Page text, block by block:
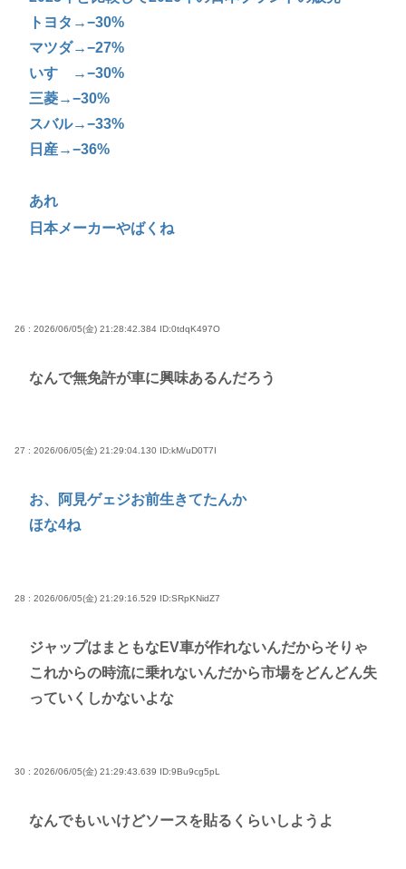
トヨタ→−30%
マツダ→−27%
いすゞ→−30%
三菱→−30%
スバル→−33%
日産→−36%
あれ
日本メーカーやばくね
26 : 2026/06/05(金) 21:28:42.384 ID:0tdqK497O
なんで無免許が車に興味あるんだろう
27 : 2026/06/05(金) 21:29:04.130 ID:kM/uD0T7I
お、阿見ゲェジお前生きてたんか
ほな4ね
28 : 2026/06/05(金) 21:29:16.529 ID:SRpKNidZ7
ジャップはまともなEV車が作れないんだからそりゃ
これからの時流に乗れないんだから市場をどんどん失
っていくしかないよな
30 : 2026/06/05(金) 21:29:43.639 ID:9Bu9cg5pL
なんでもいいけどソースを貼るくらいしようよ